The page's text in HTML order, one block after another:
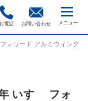
お電話 お問い合わせ
ォワード アルミウィング
いすゞ フォ